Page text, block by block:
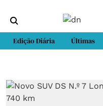
Edição Diária Últimas